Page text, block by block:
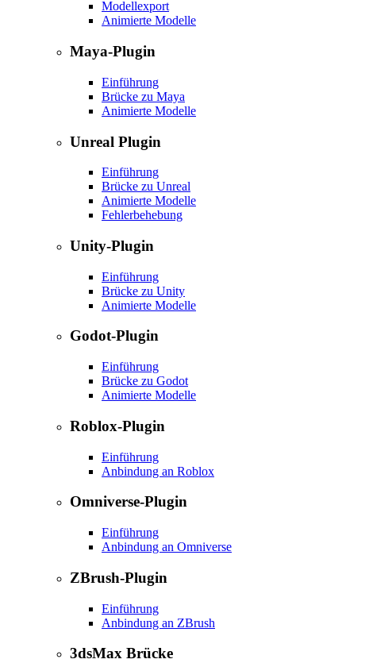
Modellexport
Animierte Modelle
Maya-Plugin
Einführung
Brücke zu Maya
Animierte Modelle
Unreal Plugin
Einführung
Brücke zu Unreal
Animierte Modelle
Fehlerbehebung
Unity-Plugin
Einführung
Brücke zu Unity
Animierte Modelle
Godot-Plugin
Einführung
Brücke zu Godot
Animierte Modelle
Roblox-Plugin
Einführung
Anbindung an Roblox
Omniverse-Plugin
Einführung
Anbindung an Omniverse
ZBrush-Plugin
Einführung
Anbindung an ZBrush
3dsMax Brücke